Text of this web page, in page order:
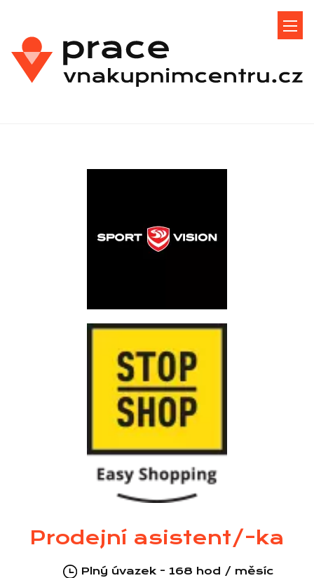
Prodejní asistent/-ka
Plný úvazek - 168 hod / měsíc